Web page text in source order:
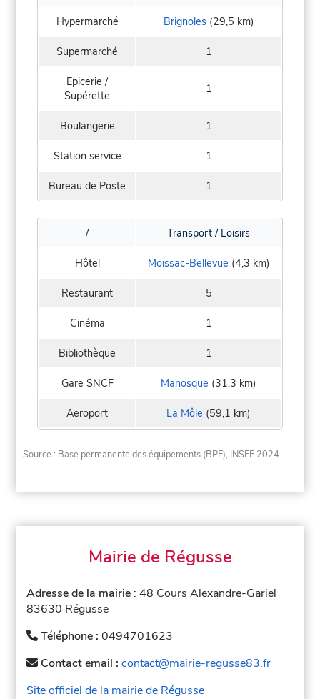
Hypermarché Brignoles(29,5 km)
Supermarché 1
Epicerie /
Supérette
1
Boulangerie 1
Station service 1
Bureau de Poste 1
/ Transport / Loisirs
Hôtel Moissac-Bellevue (4,3 km)
Restaurant 5
Cinéma 1
Bibliothèque 1
Gare SNCF Manosque (31,3 km)
Aeroport La Môle (59,1 km)
Source : Base permanente des équipements (BPE), INSEE 2024.
Mairie de Régusse
Adresse de la mairie : 48 Cours Alexandre-Gariel
83630 Régusse
Téléphone :0494701623
Contact email :contact@mairie-regusse83.fr
Site officiel de la mairie de Régusse